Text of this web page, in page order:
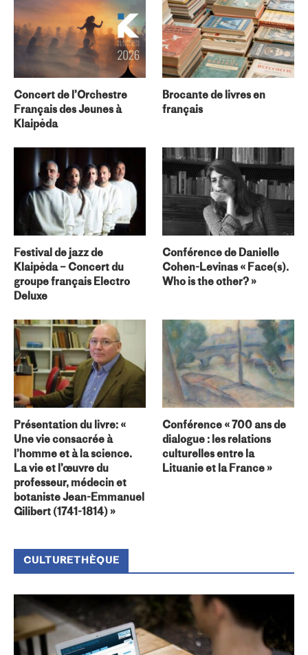
Concert de l’Orchestre
Français des Jeunes à
Klaipėda
Brocante de livres en
français
Festival de jazz de
Klaipėda – Concert du
groupe français Electro
Deluxe
Conférence de Danielle
Cohen-Levinas « Face(s).
Who is the other? »
Présentation du livre: «
Une vie consacrée à
l’homme et à la science.
La vie et l’œuvre du
professeur, médecin et
botaniste Jean-Emmanuel
Gilibert (1741-1814) »
Conférence « 700 ans de
dialogue : les relations
culturelles entre la
Lituanie et la France »
CULTURETHÈQUE